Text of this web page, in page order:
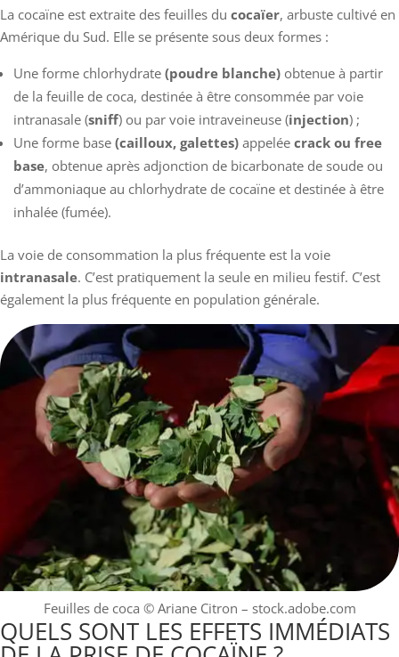
La cocaïne est extraite des feuilles du cocaïer, arbuste cultivé en
Amérique du Sud. Elle se présente sous deux formes :
Une forme chlorhydrate (poudre blanche) obtenue à partir
de la feuille de coca, destinée à être consommée par voie
intranasale (sniff) ou par voie intraveineuse (injection) ;
Une forme base (cailloux, galettes) appelée crack ou free
base, obtenue après adjonction de bicarbonate de soude ou
d’ammoniaque au chlorhydrate de cocaïne et destinée à être
inhalée (fumée).
La voie de consommation la plus fréquente est la voie
intranasale. C’est pratiquement la seule en milieu festif. C’est
également la plus fréquente en population générale.
Feuilles de coca © Ariane Citron – stock.adobe.com
QUELS SONT LES EFFETS IMMÉDIATS